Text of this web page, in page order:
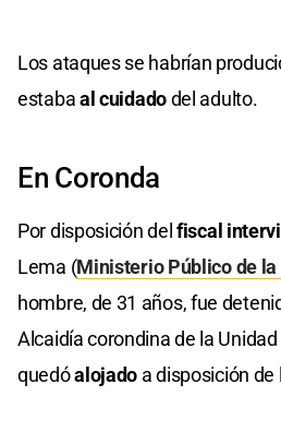
Los ataques se habrían
estabaal cuidadodel adulto.
En Coronda
Por disposición delfiscal
Lema (Ministerio Público de la
hombre, de 31 años, fue
Alcaidía corondina de la Unidad
quedóalojado a disposición de